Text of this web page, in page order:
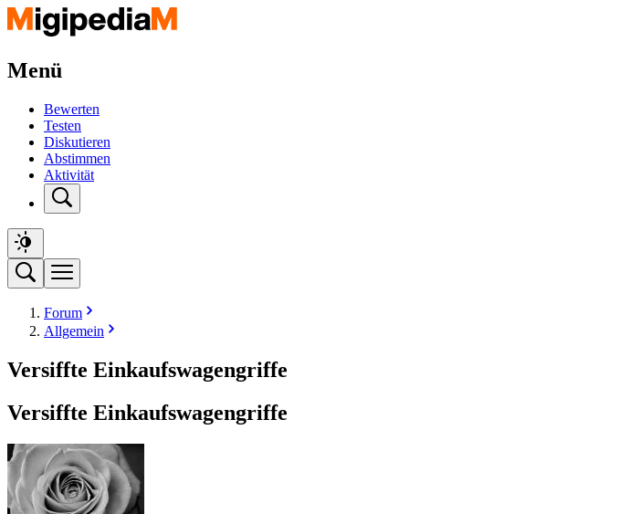
Menü
Bewerten
Testen
Diskutieren
Abstimmen
Aktivität
Forum
Allgemein
Versiffte Einkaufswagengriffe
Versiffte Einkaufswagengriffe